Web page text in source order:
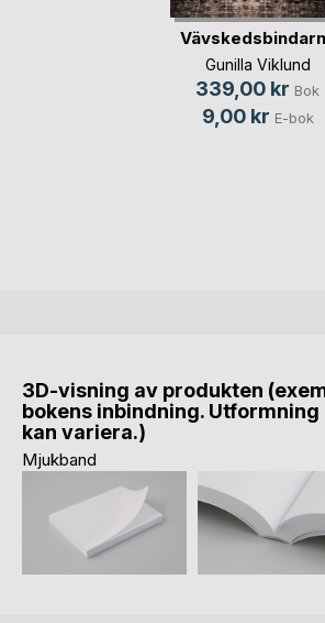
Gunilla Viklund
339,00 kr Bok
9,00 kr E-bok
3D-visning av produkten
bokens inbindning.
kan variera.)
Mjukband